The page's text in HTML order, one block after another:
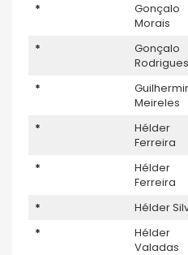
*
Gonçalo
Morais
*
Gonçalo
Rodrigues
*
Meireles
*
Hélder
Ferreira
*
Hélder
Ferreira
* Hélder
*
Hélder
Valadas